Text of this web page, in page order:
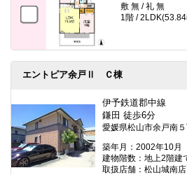
敷 無 / 礼 無
1階 /
エントピア余戸Ⅱ Ｃ棟
伊予鉄道郡中線
鎌田 徒歩6分
愛媛県松山市余戸南
築年月：2002年10月
建物階数：地上2階建
取扱店舗：松山城南店